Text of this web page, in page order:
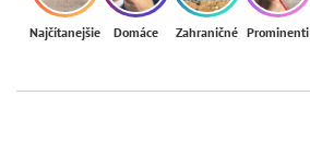
Najčítanejšie Domáce Zahraničné Prominenti